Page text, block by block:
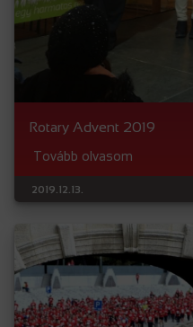
Rotary Advent 2019
Tovább olvasom
2019.12.13.